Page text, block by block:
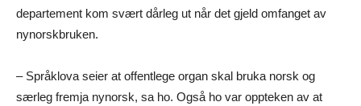
departement kom svært dårleg ut når det gjeld omfanget av
nynorskbruken.
– Språklova seier at offentlege organ skal bruka norsk og
særleg fremja nynorsk, sa ho. Også ho var oppteken av at